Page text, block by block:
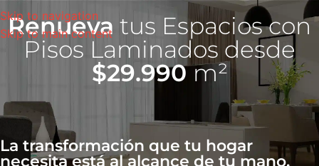
Skip to navigation
Skip to main content
Renueva tus Espacios con
Pisos Laminados desde
$29.990m²
La transformación que tu hogar
necesita está al alcance de tu mano.